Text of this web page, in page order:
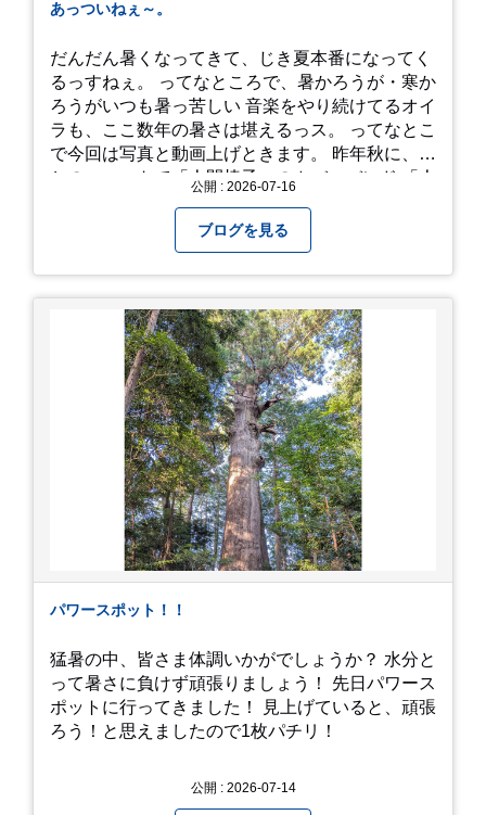
あっついねぇ～。
だんだん暑くなってきて、じき夏本番になってく
るっすねぇ。 ってなところで、暑かろうが・寒か
ろうがいつも暑っ苦しい 音楽をやり続けてるオイ
ラも、ここ数年の暑さは堪えるっス。 ってなとこ
で今回は写真と動画上げときます。 昨年秋に、娘
とのユニットで「人間椅子」のカバーバンド 「人
画にしており、娘のファンからもアップしてくれ
ッ！」とされているので ここだけの公開としま
す。 非常に暑苦しいのでご観覧される方は、ご注
意くださいませ。 では、熱中症に気を付けて、お
過ごしください。
https://youtu.be/QWVP8qzpsUE
公開 : 2026-07-16
ブログを見る
パワースポット！！
猛暑の中、皆さま体調いかがでしょうか？ 水分と
って暑さに負けず頑張りましょう！ 先日パワース
ポットに行ってきました！ 見上げていると、頑張
ろう！と思えましたので1枚パチリ！
公開 : 2026-07-14